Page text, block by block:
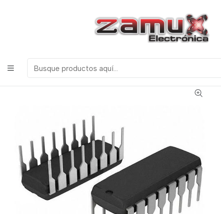
ELECTRONICOS, ROBOTICA & TECNOLOGIA
Productos
Semiconductores
Serie 74 TTL